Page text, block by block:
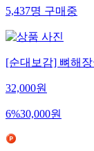
5,437명 구매중
[순대보감] 뼈해장
32,000원
6%30,000원